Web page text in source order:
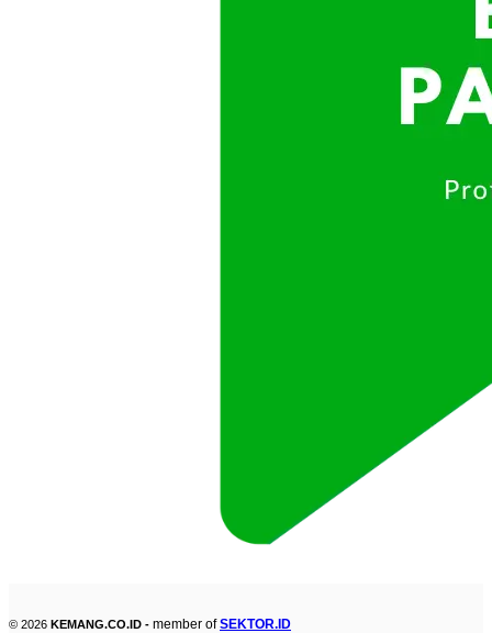
© 2026 KEMANG.CO.ID - member ofSEKTOR.ID